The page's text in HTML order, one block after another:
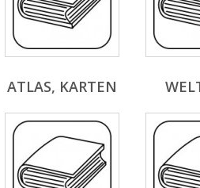
ATLAS, KARTEN